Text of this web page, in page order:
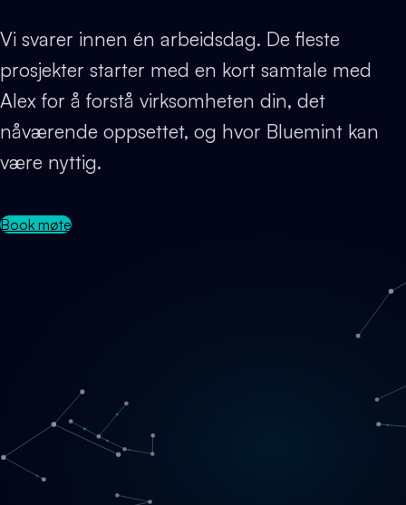
Vi svarer innen én arbeidsdag. De fleste
prosjekter starter med en kort samtale med
Alex for å forstå virksomheten din, det
nåværende oppsettet, og hvor Bluemint kan
være nyttig.
Book møte